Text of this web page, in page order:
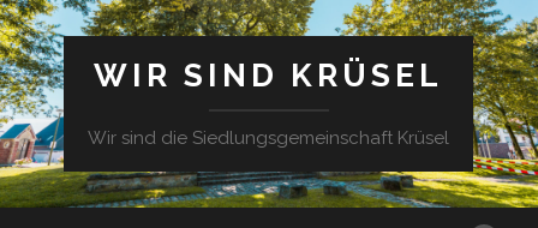
WIR SIND KRÜSEL
Wir sind die Siedlungsgemeinschaft Krüsel